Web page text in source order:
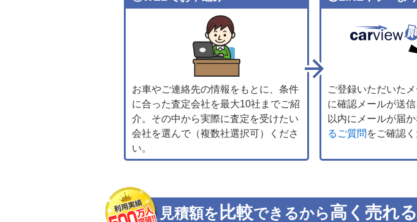
お車やご連絡先の情報をもとに、条件
に合った査定会社を最大10社までご紹
介。その中から実際に査定を受けたい
会社を選んで（複数社選択可）くださ
い。
ご登録いただいた
に確認メールが送
以内にメールが届
るご質問 をご確認く
見積額を 比較できるから高く売れる